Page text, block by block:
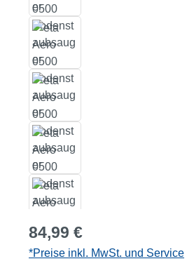
Regulärer Preis:
84,99 €
*Preise inkl. MwSt. und Service